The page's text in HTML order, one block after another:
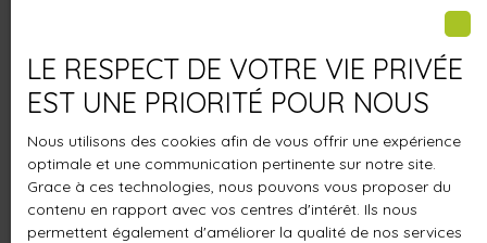
Découvrez nos biens pleins de
charmes
En parcourant les annonces de notre agence
immobilière à
Provin
, vous trouverez une large sélection
de maisons, terrains et appartements disponibles sur le
territoire de la commune et 20 kms autours.
Vous n'êtes pas encore certains du type de propriété
LE RESPECT DE VOTRE VIE PRIVÉE
EST UNE PRIORITÉ POUR NOUS
Nous utilisons des cookies afin de vous offrir une expérience
optimale et une communication pertinente sur notre site.
Grace à ces technologies, nous pouvons vous proposer du
contenu en rapport avec vos centres d'intérêt. Ils nous
permettent également d'améliorer la qualité de nos services